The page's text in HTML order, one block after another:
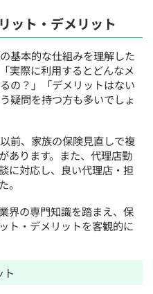
ット・デメリット
基本的な仕組みを理解した
実際に利用するとどんなメ
の？」「デメリットはない
疑問を持つ方も多いでしょ
前、家族の保険見直しで複
あります。また、代理店勤
に対応し、良い代理店・担
。
界の専門知識を踏まえ、保
ト・デメリットを客観的に
ト